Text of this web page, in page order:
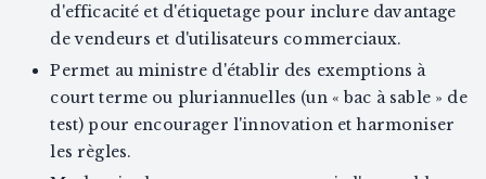
d'efficacité et d'étiquetage pour inclure davantage
de vendeurs et d'utilisateurs commerciaux.
Permet au ministre d'établir des exemptions à
court terme ou pluriannuelles (un « bac à sable » de
test) pour encourager l'innovation et harmoniser
les règles.